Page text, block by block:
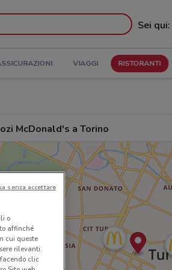
Sei qui:
VIAGGI RISTORANTI
McDonald's a Torino
o
affinché
cui queste
rilevanti.
clic
senza accettare